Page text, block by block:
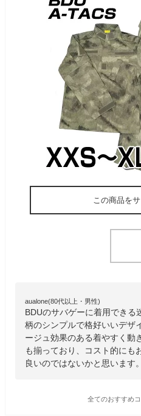
この商品を
aualone(80代以上・男性)
BDUのサバゲーに着用できる
柄のシンプルで格好いいデザ
ージュ効果のある着やすく動
も揃っており、コスト的にも
良いのではないかと思います。
全てのおすすめコ